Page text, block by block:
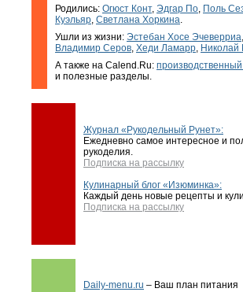
Родились: Огюст Конт, Эдгар По, Поль
Куэльяр, Светлана Хоркина.
Ушли из жизни: Эстебан Хосе Эчеверриа,
Владимир Серов, Хеди Ламарр, Николай
А также на Calend.Ru:
и полезные разделы.
Журнал «Рукодельный Рунет»:
Ежедневно самое интересное и
рукоделия.
Подписка на рассылку
Кулинарный блог «Изюминка»:
Каждый день новые рецепты и
Подписка на рассылку
Daily-menu.ru – Ваш план питания